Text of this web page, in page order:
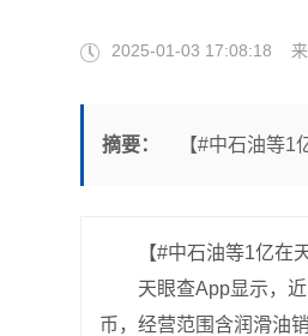
2025-01-03 17:08:18
摘要： 【#中石油等1
【#中石油等1亿在
天眼查App显示，
币，经营范围含润滑油